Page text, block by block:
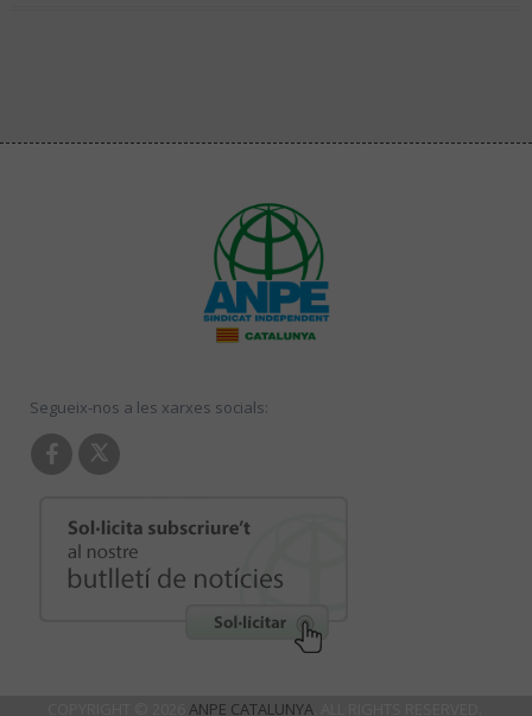
Segueix-nos a les xarxes socials:
ANPE CATALUNYA